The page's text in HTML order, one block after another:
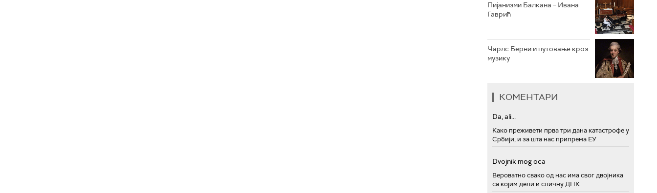
Пијанизми Балкана – Ивана
Гаврић
Чарлс Берни и путовање кроз
музику
КОМЕНТАРИ
Da, ali...
Како преживети прва три дана катастрофе у
Србији, и за шта нас припрема ЕУ
Dvojnik mog oca
Вероватно свако од нас има свог двојника
са којим дели и сличну ДНК